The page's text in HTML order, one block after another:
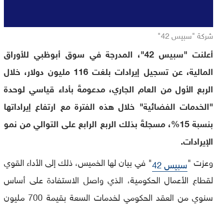
شركة "سبيس 42"
أعلنت "سبيس 42"، المدرجة في سوق أبوظبي للأوراق
المالية، عن تسجيل إيرادات بلغت 116 مليون دولار، خلال
الربع الأول من العام الجاري، مدعومةً بأداء قياسي لوحدة
"الخدمات الفضائية" خلال هذه الفترة مع ارتفاع إيراداتها
بنسبة 15%، مسجلةً بذلك الربع الرابع على التوالي من نمو
الإيرادات.
وعزت "سبيس 42
" في بيان لها الخميس، ذلك إلى الأداء القوي
لقطاع الأعمال الحكومية، الذي واصل الاستفادة على أساس
سنوي من العقد الحكومي لخدمات السعة بقيمة 700 مليون